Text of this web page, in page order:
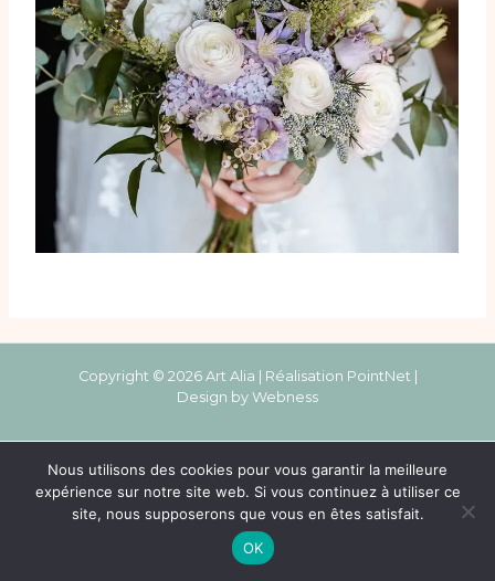
Copyright © 2026 Art Alia | Réalisation PointNet
Design by Webness
Nous utilisons des cookies pour vous garantir la meilleure
expérience sur notre site web. Si vous continuez à utiliser ce
site, nous supposerons que vous en êtes satisfait.
OK